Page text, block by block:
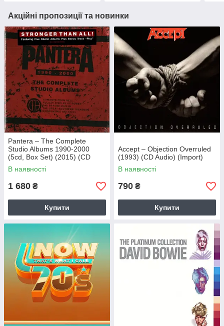
Акційні пропозиції та новинки
Pantera – The Complete
Studio Albums 1990-2000
(5cd, Box Set) (2015) (CD
Audio) (Import)
В наявності
1 680 ₴
Купити
Accept – Objection Overruled
(1993) (CD Audio) (Import)
В наявності
790 ₴
Купити